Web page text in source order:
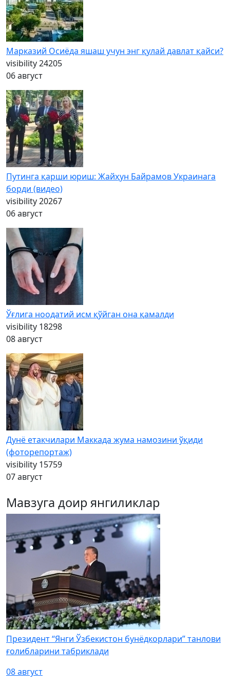
Марказий Осиёда яшаш учун энг қулай давлат қайси?
visibility24205
06 август
Путинга қарши юриш: Жайҳун Байрамов Украинага
борди (видео)
visibility20267
06 август
Ўғлига ноодатий исм қўйган она қамалди
visibility 18298
08 август
Дунё етакчилари Маккада жума намозини ўқиди
(фоторепортаж)
visibility 15759
07 август
Мавзуга доир янгиликлар
Президент “Янги Ўзбекистон бунёдкорлари” танлови
ғолибларини табриклади
08 август